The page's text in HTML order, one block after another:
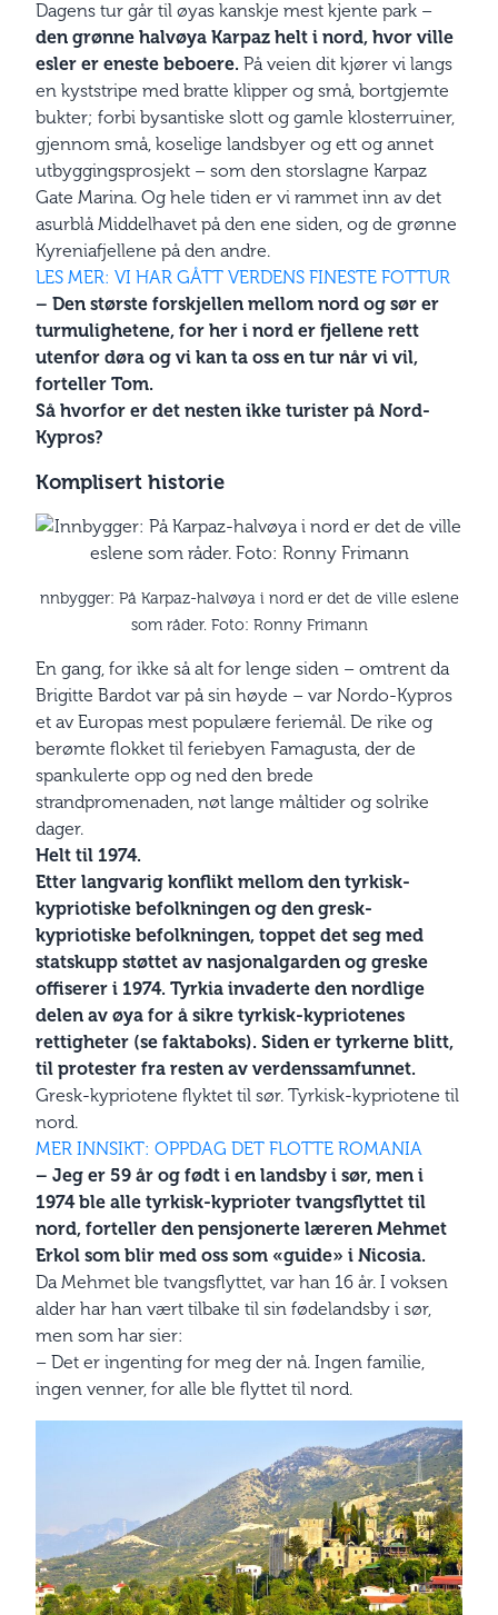
Dagens tur går til øyas kanskje mest kjente park –
den grønne halvøya Karpaz helt i nord, hvor ville
esler er eneste beboere. På veien dit kjører vi langs
en kyststripe med bratte klipper og små, bortgjemte
bukter; forbi bysantiske slott og gamle klosterruiner,
gjennom små, koselige landsbyer og ett og annet
utbyggingsprosjekt – som den storslagne Karpaz
Gate Marina. Og hele tiden er vi rammet inn av det
asurblå Middelhavet på den ene siden, og de grønne
Kyreniafjellene på den andre.
LES MER: VI HAR GÅTT VERDENS FINESTE FOTTUR
– Den største forskjellen mellom nord og sør er
turmulighetene, for her i nord er fjellene rett
utenfor døra og vi kan ta oss en tur når vi vil,
forteller Tom.
Så hvorfor er det nesten ikke turister på Nord-
Kypros?
Komplisert historie
nnbygger: På Karpaz-halvøya i nord er det de ville eslene
som råder. Foto: Ronny Frimann
En gang, for ikke så alt for lenge siden – omtrent da
Brigitte Bardot var på sin høyde – var Nordo-Kypros
et av Europas mest populære feriemål. De rike og
berømte flokket til feriebyen Famagusta, der de
spankulerte opp og ned den brede
strandpromenaden, nøt lange måltider og solrike
dager.
Helt til 1974.
Etter langvarig konflikt mellom den tyrkisk-
kypriotiske befolkningen og den gresk-
kypriotiske befolkningen, toppet det seg med
statskupp støttet av nasjonalgarden og greske
offiserer i 1974. Tyrkia invaderte den nordlige
delen av øya for å sikre tyrkisk-kypriotenes
rettigheter (se faktaboks). Siden er tyrkerne blitt,
til protester fra resten av verdenssamfunnet.
Gresk-kypriotene flyktet til sør. Tyrkisk-kypriotene til
nord.
MER INNSIKT: OPPDAG DET FLOTTE ROMANIA
– Jeg er 59 år og født i en landsby i sør, men i
1974 ble alle tyrkisk-kyprioter tvangsflyttet til
nord, forteller den pensjonerte læreren Mehmet
Erkol som blir med oss som «guide» i Nicosia.
Da Mehmet ble tvangsflyttet, var han 16 år. I voksen
alder har han vært tilbake til sin fødelandsby i sør,
men som har sier:
– Det er ingenting for meg der nå. Ingen familie,
ingen venner, for alle ble flyttet til nord.